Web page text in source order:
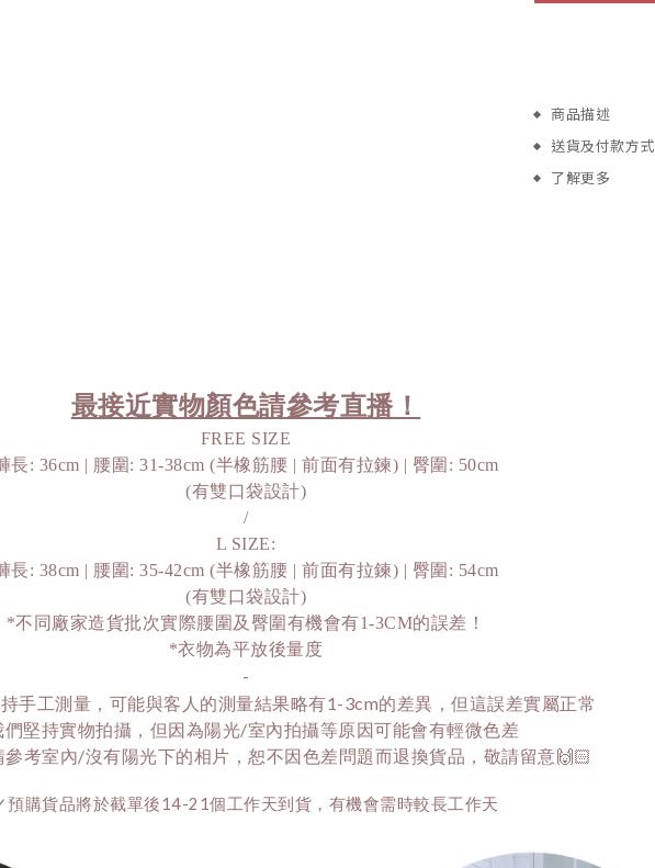
商品描述
送貨及付款方式
了解更多
最接近實物顏色請參考直播！
FREE SIZE
長: 36cm | 腰圍: 31-38cm (半橡筋腰 | 前面有拉鍊) | 臀圍: 50cm
(有雙口袋設計)
/
L SIZE:
長: 38cm | 腰圍: 35-42cm (半橡筋腰 | 前面有拉鍊) | 臀圍: 54cm
(有雙口袋設計)
*不同廠家造貨批次實際腰圍及臀圍有機會有1-3CM的誤差！
*衣物為平放後量度
-
手工測量，可能與客人的測量結果略有1-3cm的差異，但這誤差實屬正常
堅持實物拍攝，但因為陽光/室內拍攝等原因可能會有輕微色差
考室內/沒有陽光下的相片，恕不因色差問題而退換貨品，敬請留意🙌🏻
購貨品將於截單後14-21個工作天到貨，有機會需時較長工作天